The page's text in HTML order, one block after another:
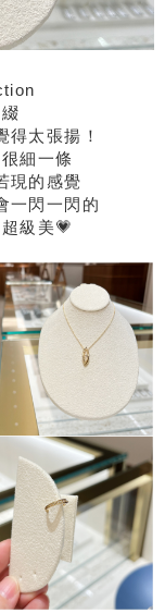
得太張揚！
細一條
現的感覺
一閃一閃的
級美💗